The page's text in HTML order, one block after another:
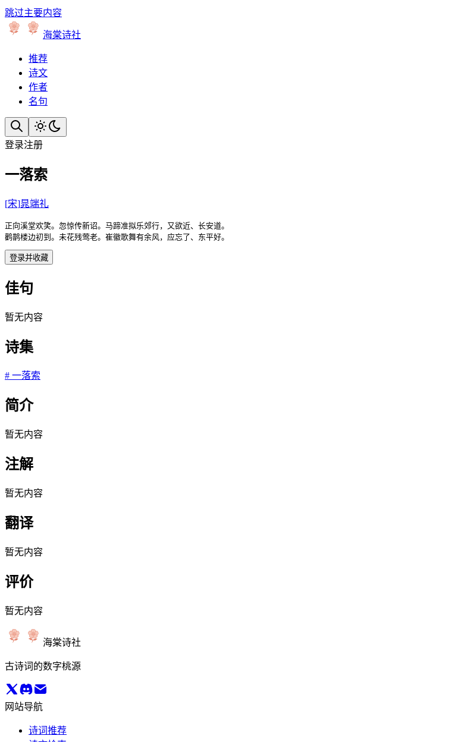
跳过主要内容
海棠诗社
推荐
诗文
作者
名句
登录注册
一落索
[宋]晁端礼
正向溪堂欢笑。忽惊传新诏。马蹄准拟乐郊行，又欲近、长安道。
鹳鹊楼边初到。未花残莺老。崔徽歌舞有余风，应忘了、东平好。
登录并收藏
佳句
暂无内容
诗集
# 一落索
简介
暂无内容
注解
暂无内容
翻译
暂无内容
评价
暂无内容
海棠诗社
古诗词的数字桃源
网站导航
诗词推荐